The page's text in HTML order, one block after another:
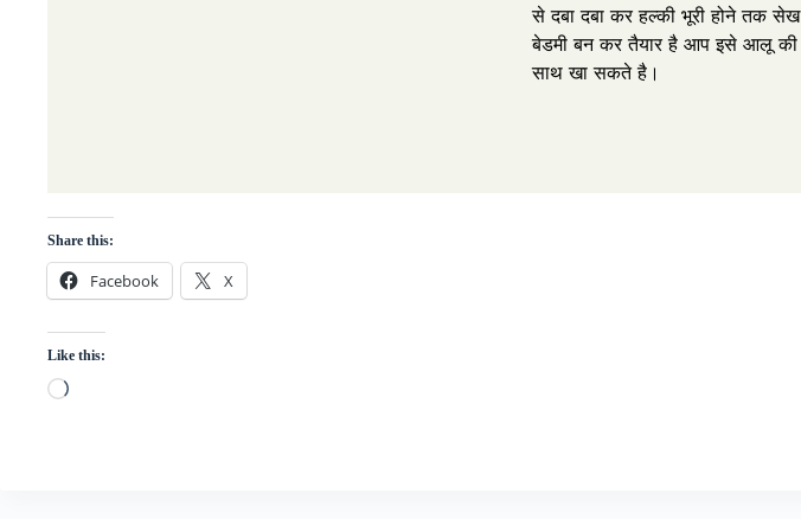
से दबा दबा कर हल्की भूरी होने तक
बेडमी बन कर तैयार है आप इसे आलू
साथ खा सकते है।
Share this:
Facebook X
Like this:
Loading…